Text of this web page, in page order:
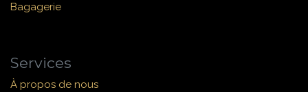
Bagagerie
Services
À propos de nous